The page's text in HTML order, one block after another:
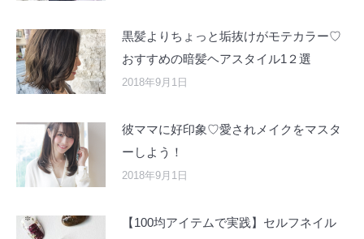
黒髪よりちょっと垢抜けがモテカラー♡
おすすめの暗髪ヘアスタイル1２選
2018年9月1日
彼ママに好印象♡愛されメイクをマスタ
ーしよう！
2018年9月1日
【100均アイテムで実践】セルフネイル